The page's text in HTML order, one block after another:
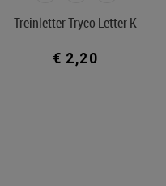
Treinletter Tryco Letter K
€ 2,20